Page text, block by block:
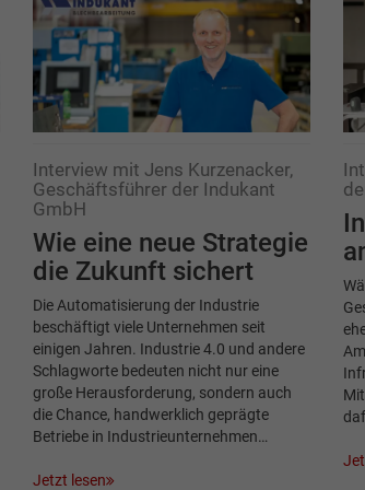
Interview mit Jens Kurzenacker,
Geschäftsführer der Indukant
GmbH
Wie eine neue Strategie
die Zukunft sichert
Die Automatisierung der Industrie
beschäftigt viele Unternehmen seit
einigen Jahren. Industrie 4.0 und andere
Schlagworte bedeuten nicht nur eine
große Herausforderung, sondern auch
die Chance, handwerklich geprägte
Betriebe in Industrieunternehmen…
Jetzt lesen